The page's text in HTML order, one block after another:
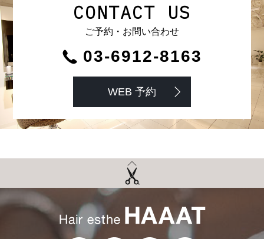
CONTACT US
ご予約・お問い合わせ
03-6912-8163
WEB 予約